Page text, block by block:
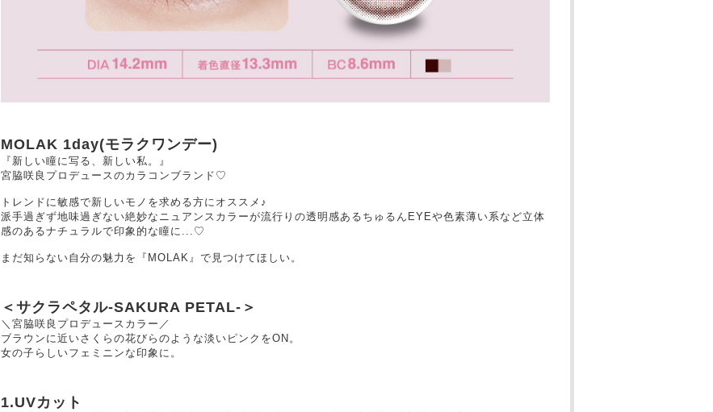
MOLAK 1day(モラクワンデー)
『新しい瞳に写る、新しい私。』
宮脇咲良プロデュースのカラコンブランド♡
トレンドに敏感で新しいモノを求める方にオススメ♪
派手過ぎず地味過ぎない絶妙なニュアンスカラーが流行りの透明感あるちゅるんEYEや色素薄い系など立体
感のあるナチュラルで印象的な瞳に...♡
まだ知らない自分の魅力を『MOLAK』で見つけてほしい。
＜サクラペタル-SAKURA PETAL-＞
＼宮脇咲良プロデュースカラー／
ブラウンに近いさくらの花びらのような淡いピンクをON。
女の子らしいフェミニンな印象に。
1.UVカット